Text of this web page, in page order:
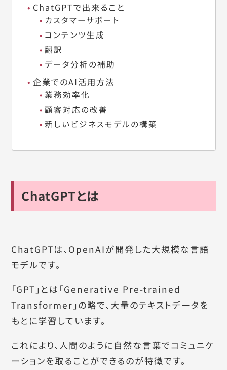
ChatGPTで出来ること
カスタマーサポート
コンテンツ生成
翻訳
データ分析の補助
企業でのAI活用方法
業務効率化
顧客対応の改善
新しいビジネスモデルの構築
ChatGPTとは
ChatGPTは、OpenAIが開発した大規模な言語
モデルです。
「GPT」とは「Generative Pre-trained
Transformer」の略で、大量のテキストデータを
もとに学習しています。
これにより、人間のように自然な言葉でコミュニケ
ーションを取ることができるのが特徴です。